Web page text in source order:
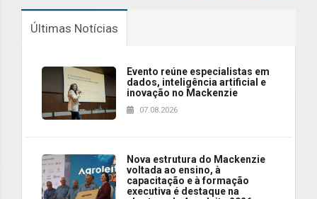
Últimas Notícias
Evento reúne especialistas em
dados, inteligência artificial e
inovação no Mackenzie
07.08.2026
Nova estrutura do Mackenzie
voltada ao ensino, à
capacitação e à formação
executiva é destaque na